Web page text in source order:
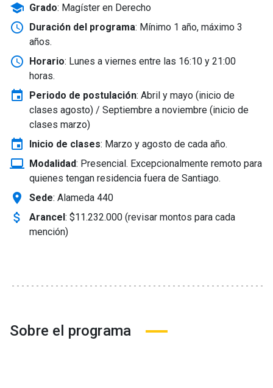
school Grado: Magíster en Derecho
schedule Duración del programa: Mínimo 1 año, máximo 3
años.
schedule Horario: Lunes a viernes entre las 16:10 y 21:00
horas.
event Periodo de postulación: Abril y mayo (inicio de
clases agosto) / Septiembre a noviembre (inicio de
clases marzo)
event Inicio de clases: Marzo y agosto de cada año.
laptop_windows Modalidad: Presencial. Excepcionalmente remoto para
quienes tengan residencia fuera de Santiago.
location_on Sede: Alameda 440
attach_money Arancel: $11.232.000 (revisar montos para cada
mención)
Sobre el programa